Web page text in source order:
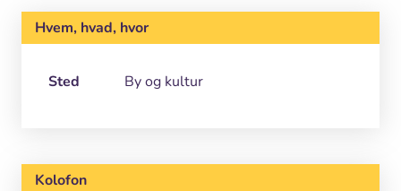
Hvem, hvad, hvor
Sted By og kultur
Kolofon